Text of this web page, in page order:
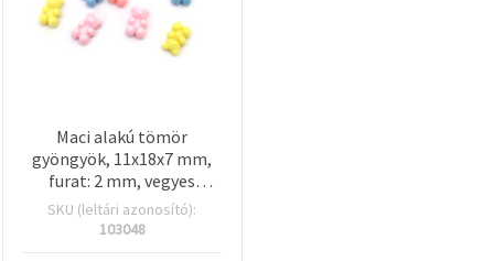
Maci alakú tömör
gyöngyök, 11x18x7 mm,
furat: 2 mm, vegyes
színek – 50 g ±50 db
SKU (leltári azonosító):
103048